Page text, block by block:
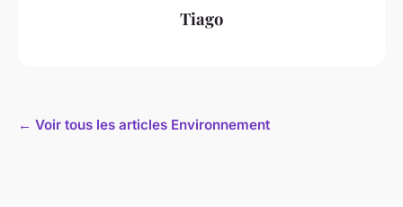
Tiago
← Voir tous les articles Environnement